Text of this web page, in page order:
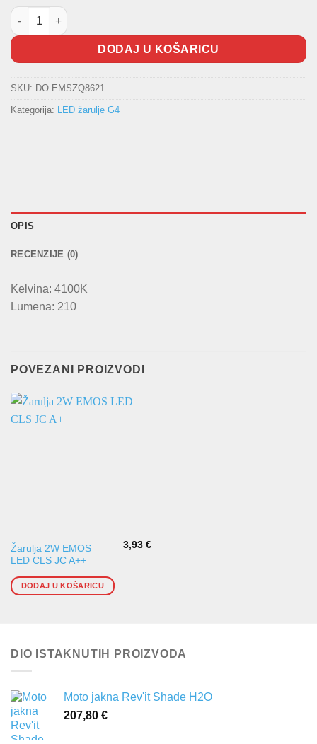
Žarulja 2W EMOS LED CLS JC A++ količina
DODAJ U KOŠARICU
SKU: DO EMSZQ8621
Kategorija: LED žarulje G4
OPIS
RECENZIJE (0)
Kelvina: 4100K
Lumena: 210
POVEZANI PROIZVODI
Žarulja 2W EMOS
LED CLS JC A++
3,93€
DODAJ U KOŠARICU
DIO ISTAKNUTIH PROIZVODA
Moto jakna Rev'it Shade H2O
207,80 €